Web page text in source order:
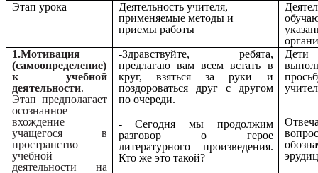
Этап урока
Деятельность учителя,
применяемые методы и
приемы работы
1.Мотивация
(самоопределение)
к учебной
деятельности.
Этап предполагает
осознанное
вхождение
учащегося в
пространство
учебной
деятельности на
-Здравствуйте, ребята,
предлагаю вам всем встать в
круг, взяться за руки и
поздороваться друг с другом
по очереди.
- Сегодня мы продолжим
разговор о герое
литературного произведения.
Кто же это такой?
Дети